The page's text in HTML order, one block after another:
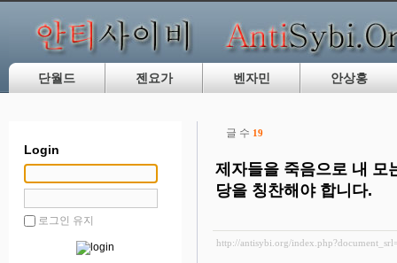
단월드 젠요가 벤자민 안상홍
Login
로그인 유지
글 수 19
제자들을 죽음으로 내 모
당을 칭찬해야 합니다.
http://antisybi.org/